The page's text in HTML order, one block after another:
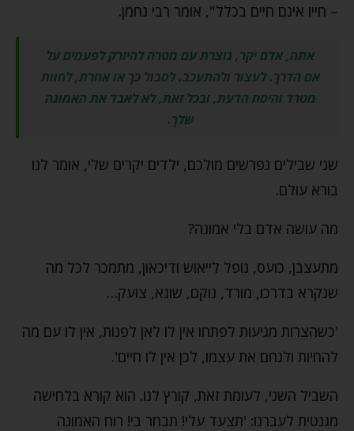
– חייו אינם חיים בכלל", אומר רבי נחמן.
אתה, אדם יקר, נוצרת עם מטרה להיזרק לפעמים על
אם הדרך. לעצור ולהתעכב. לסבול כך או אחרת, לחוות
מטרד והיסח הדעת, ובכל זאת, לא לאבד את האמונה
שלך.
שני שבילים נפרשים מולכם, ילדים יקרים שלי, אומר לנו
בורא עולם.
מה עושה אדם בלי אמונה?
מתעצבן, כועס, נופל לייאוש ודיכאון, מתמכר לכל מה
שנקרא בדרכו, מורד, נוקם, שונא, צועק…
'כשהצרות מגיעות לפתחו אין לו לאן לפנות, אין לו עם מה
להחיות ולנחם את עצמו, לכן אין לו חיים'.
השביל השני, לעומת זאת, קורץ לנו. הוא קורא בלחישה
מגנטית לעברנו: 'תצעד עלי! תבחר בי! רוח האמונה